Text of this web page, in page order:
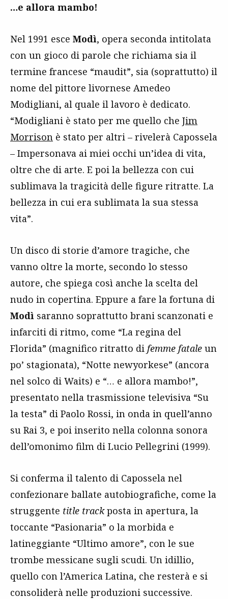
…e allora mambo!
Nel 1991 esce Modì, opera seconda intitolata
con un gioco di parole che richiama sia il
termine francese “maudit”, sia (soprattutto) il
nome del pittore livornese Amedeo
Modigliani, al quale il lavoro è dedicato.
“Modigliani è stato per me quello che Jim
Morrison è stato per altri – rivelerà Capossela
– Impersonava ai miei occhi un’idea di vita,
oltre che di arte. E poi la bellezza con cui
sublimava la tragicità delle figure ritratte. La
bellezza in cui era sublimata la sua stessa
vita”.
Un disco di storie d’amore tragiche, che
vanno oltre la morte, secondo lo stesso
autore, che spiega così anche la scelta del
nudo in copertina. Eppure a fare la fortuna di
Modì saranno soprattutto brani scanzonati e
infarciti di ritmo, come “La regina del
Florida” (magnifico ritratto di femme fatale un
po’ stagionata), “Notte newyorkese” (ancora
nel solco di Waits) e “… e allora mambo!”,
presentato nella trasmissione televisiva “Su
la testa” di Paolo Rossi, in onda in quell’anno
su Rai 3, e poi inserito nella colonna sonora
dell’omonimo film di Lucio Pellegrini (1999).
Si conferma il talento di Capossela nel
confezionare ballate autobiografiche, come la
struggente title trackposta in apertura, la
toccante “Pasionaria” o la morbida e
latineggiante “Ultimo amore”, con le sue
trombe messicane sugli scudi. Un idillio,
quello con l’America Latina, che resterà e si
consoliderà nelle produzioni successive.